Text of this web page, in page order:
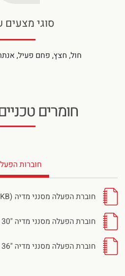
סוגי מצעים
חול, חצץ, פחם פעיל,
חומרים
חוברות
חוברת הפעלה מסנני מדיה (826KB)
חוברת הפעלה מסנני מדיה "30 (779KB)
חוברת הפעלה מסנני מדיה "36 (899KB)